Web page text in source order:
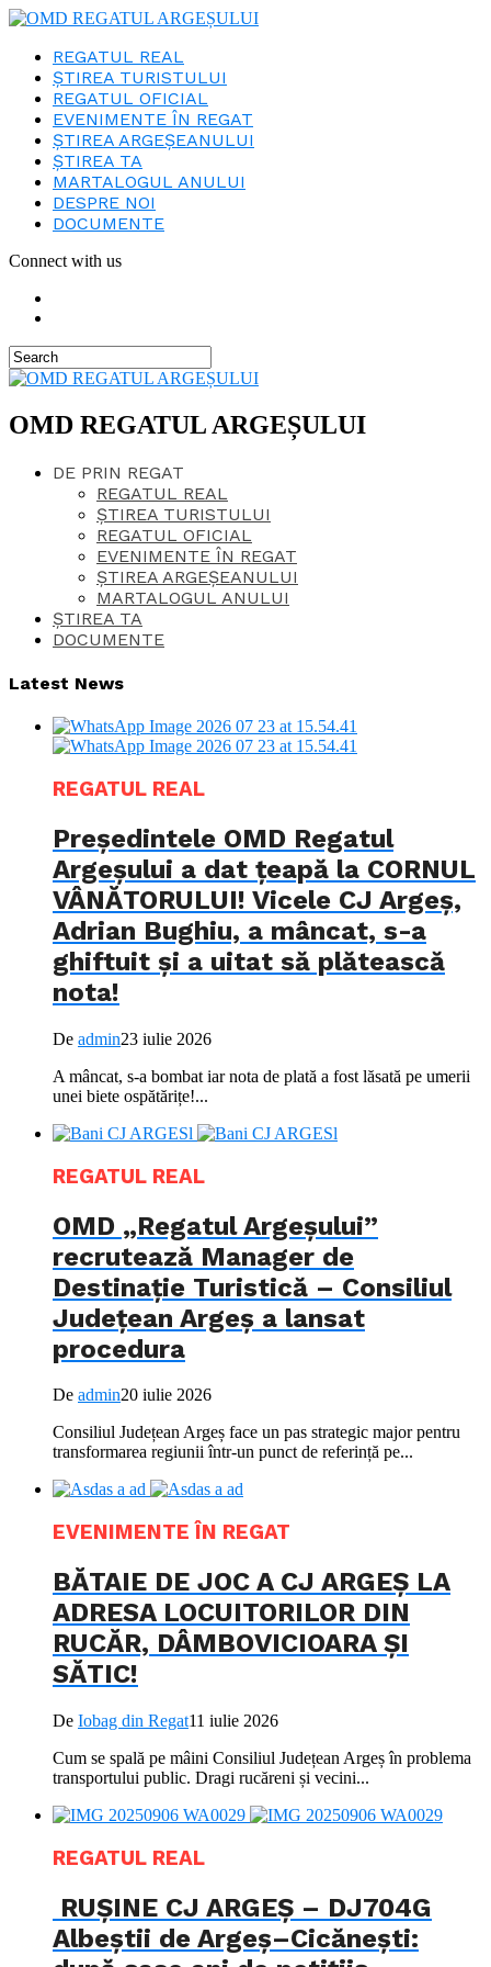
REGATUL REAL
ȘTIREA TURISTULUI
REGATUL OFICIAL
EVENIMENTE ÎN REGAT
ȘTIREA ARGEȘEANULUI
ȘTIREA TA
MARTALOGUL ANULUI
DESPRE NOI
DOCUMENTE
Connect with us
OMD REGATUL ARGEȘULUI
DE PRIN REGAT
REGATUL REAL
ȘTIREA TURISTULUI
REGATUL OFICIAL
EVENIMENTE ÎN REGAT
ȘTIREA ARGEȘEANULUI
MARTALOGUL ANULUI
ȘTIREA TA
DOCUMENTE
Latest News
REGATUL REAL
Președintele OMD Regatul
Argeșului a dat țeapă la CORNUL
VÂNĂTORULUI! Vicele CJ Argeș,
Adrian Bughiu, a mâncat, s-a
ghiftuit și a uitat să plătească
nota!
De admin23 iulie 2026
A mâncat, s-a bombat iar nota de plată a fost lăsată pe umerii
unei biete ospătărițe!...
REGATUL REAL
OMD „Regatul Argeșului”
recrutează Manager de
Destinație Turistică – Consiliul
Județean Argeș a lansat
procedura
De admin20 iulie 2026
Consiliul Județean Argeș face un pas strategic major pentru
transformarea regiunii într-un punct de referință pe...
EVENIMENTE ÎN REGAT
BĂTAIE DE JOC A CJ ARGEȘ LA
ADRESA LOCUITORILOR DIN
RUCĂR, DÂMBOVICIOARA ȘI
SĂTIC!
De Iobag din Regat11 iulie 2026
Cum se spală pe mâini Consiliul Județean Argeș în problema
transportului public. ​Dragi rucăreni și vecini...
REGATUL REAL
RUȘINE CJ ARGEȘ – DJ704G
Albeștii de Argeș–Cicănești: